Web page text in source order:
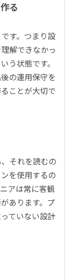
る
す。つまり設
解できなかっ
う状態です。
の運用保守を
ことが大切で
それを読むの
を使用するの
アは常に客観
あります。プ
ていない設計